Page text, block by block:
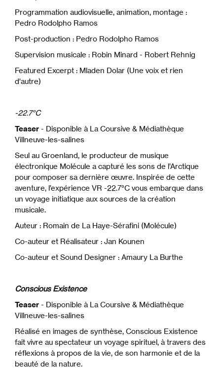
Programmation audiovisuelle, animation, montage :
Pedro Rodolpho Ramos
Post-production : Pedro Rodolpho Ramos
Supervision musicale : Robin Minard - Robert Rehnig
Featured Excerpt : Mladen Dolar (Une voix et rien
d'autre)
-22.7°C
Teaser - Disponible à La Coursive & Médiathèque
Villneuve-les-salines
Seul au Groenland, le producteur de musique
électronique Molécule a capturé les sons de l’Arctique
pour composer sa dernière œuvre. Inspirée de cette
aventure, l’expérience VR -22.7°C vous embarque dans
un voyage initiatique aux sources de la création
musicale.
Auteur : Romain de La Haye-Sérafini (Molécule)
Co-auteur et Réalisateur : Jan Kounen
Co-auteur et Sound Designer : Amaury La Burthe
Conscious Existence
Teaser - Disponible à La Coursive & Médiathèque
Villneuve-les-salines
Réalisé en images de synthèse, Conscious Existence
fait vivre au spectateur un voyage spirituel, à travers des
réflexions à propos de la vie, de son harmonie et de la
beauté de la nature.